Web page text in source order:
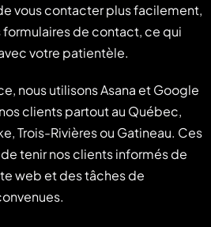
vous contacter plus facilement,
formulaires de contact, ce qui
votre patientèle.
nous utilisons Asana et Google
clients partout au Québec,
Trois-Rivières ou Gatineau. Ces
tenir nos clients informés de
web et des tâches de